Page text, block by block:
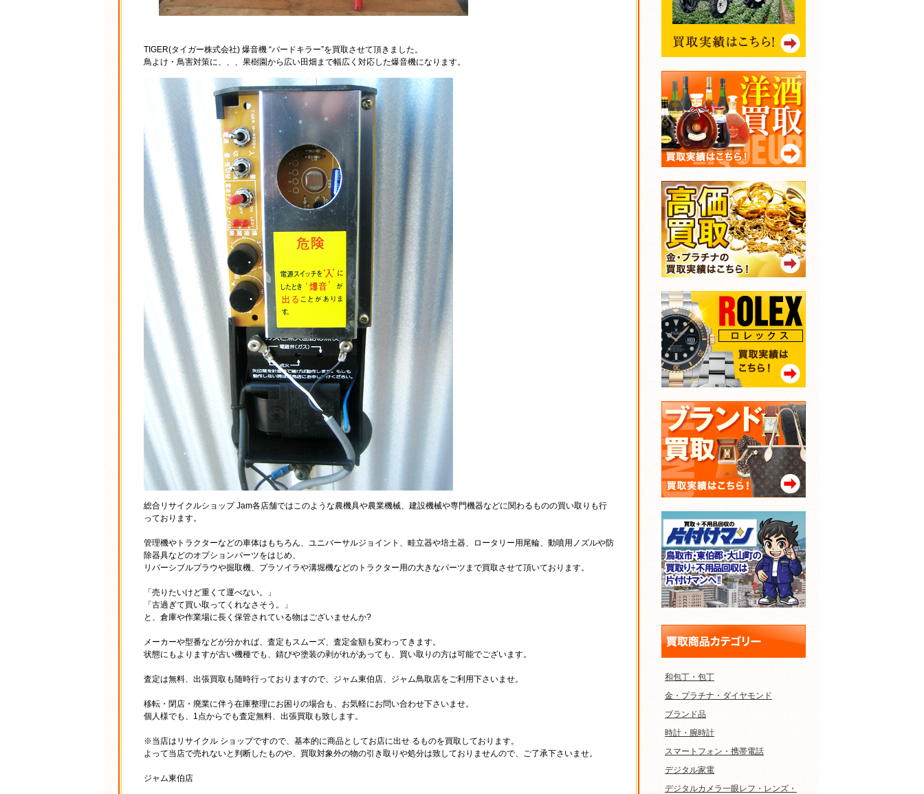
TIGER(タイガー株式会社) 爆音機 “バードキラー”を買取させて頂きました。
鳥よけ・鳥害対策に、、、果樹園から広い田畑まで幅広く対応した爆音機になります。
総合リサイクルショップ Jam各店舗ではこのような農機具や農業機械、建設機械や専門機器などに関わるものの買い取りも行
っております。
管理機やトラクターなどの車体はもちろん、ユニバーサルジョイント、畦立器や培土器、ロータリー用尾輪、動噴用ノズルや防
除器具などのオプションパーツをはじめ、
リバーシブルプラウや掘取機、プラソイラや溝堀機などのトラクター用の大きなパーツまで買取させて頂いております。
「売りたいけど重くて運べない。」
「古過ぎて買い取ってくれなさそう。」
と、倉庫や作業場に長く保管されている物はございませんか?
メーカーや型番などが分かれば、査定もスムーズ、査定金額も変わってきます。
状態にもよりますが古い機種でも、錆びや塗装の剥がれがあっても、買い取りの方は可能でございます。
査定は無料、出張買取も随時行っておりますので、ジャム東伯店、ジャム鳥取店をご利用下さいませ。
移転・閉店・廃業に伴う在庫整理にお困りの場合も、お気軽にお問い合わせ下さいませ。
個人様でも、1点からでも査定無料、出張買取も致します。
※当店はリサイクル ショップですので、基本的に商品としてお店に出せ るものを買取しております。
よって当店で売れないと判断したものや、買取対象外の物の引き取りや処分は致しておりませんので、ご了承下さいませ。
ジャム東伯店
和包丁・包丁
金・プラチナ・ダイヤモンド
ブランド品
時計・腕時計
スマートフォン・携帯電話
デジタル家電
デジタルカメラ一眼レフ・レンズ・